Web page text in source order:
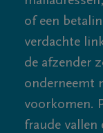
of een
verdachte
de afzender
onderneemt
voorkomen.
fraude